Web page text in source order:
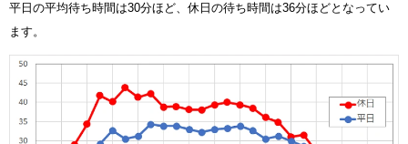
平日の平均待ち時間は30分ほど、休日の待ち時間は36分ほどとなってい
ます。